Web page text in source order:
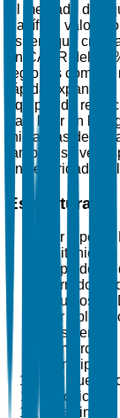
El mercado de
Pacífico,
espera que
un CAGR del
regiones como
rápida
equipos de
país líder en la
iniciativas de
también se ve
en seguridad
Estructura
Por Tipo de
Quitanieves
Sopladores
Barredoras
Equipos
Por
Residencial
Comercial
Municipal
Por Fuente
Eléctrico
Gasolina